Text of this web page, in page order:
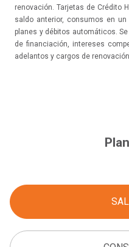
renovación. Tarjetas de Crédito
saldo anterior, consumos en
planes y débitos automáticos.
de financiación, intereses
adelantos y cargos de renovación.